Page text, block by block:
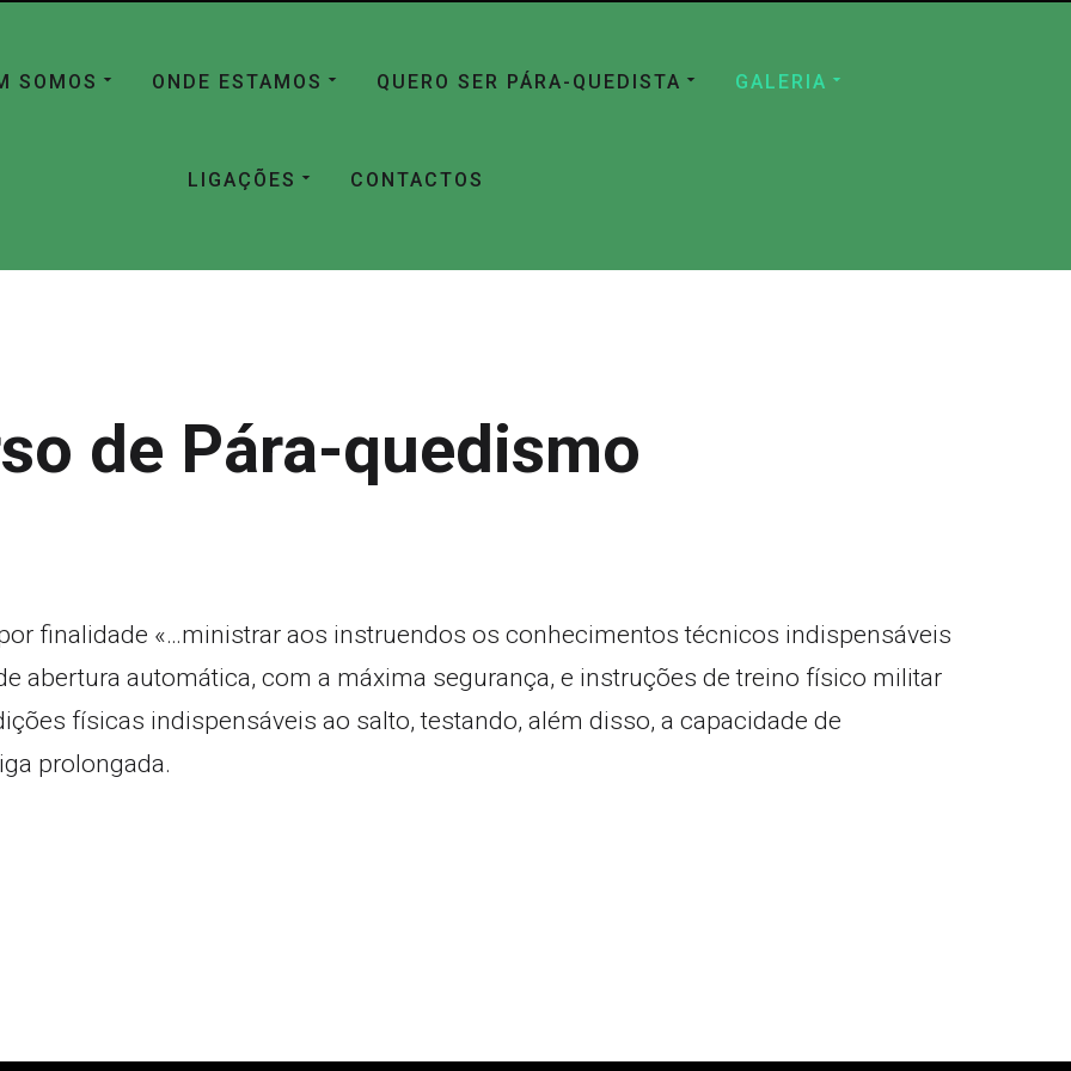
SOMOS ONDE ESTAMOS QUERO SER PÁRA-QUEDISTA GALERIA
LIGAÇÕES CONTACTOS
de Pára-quedismo
finalidade «…ministrar aos instruendos os conhecimentos técnicos indispensáveis
abertura automática, com a máxima segurança, e instruções de treino físico militar
físicas indispensáveis ao salto, testando, além disso, a capacidade de
prolongada.